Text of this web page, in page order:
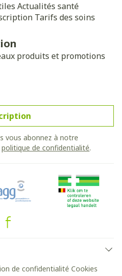
Actualités santé
Tarifs des soins
produits et promotions
vous abonnez à notre
politique de confidentialité.
de confidentialité Cookies